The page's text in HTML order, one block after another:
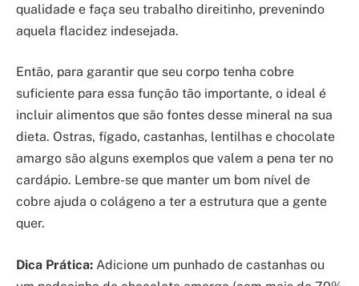
qualidade e faça seu trabalho direitinho, prevenindo
aquela flacidez indesejada.
Então, para garantir que seu corpo tenha cobre
suficiente para essa função tão importante, o ideal é
incluir alimentos que são fontes desse mineral na sua
dieta. Ostras, fígado, castanhas, lentilhas e chocolate
amargo são alguns exemplos que valem a pena ter no
cardápio. Lembre-se que manter um bom nível de
cobre ajuda o colágeno a ter a estrutura que a gente
quer.
Dica Prática: Adicione um punhado de castanhas ou